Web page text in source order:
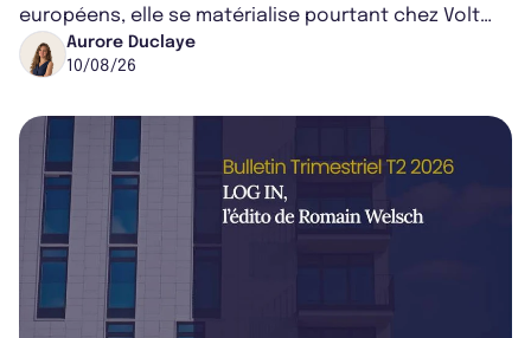
européens, elle se matérialise pourtant chez Volt
Europe comme un levier d’entrée. La...
Aurore Duclaye
10/08/26